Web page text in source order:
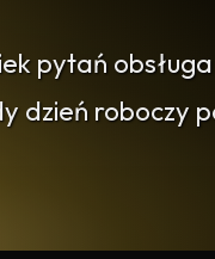
pytań
dzień roboczy